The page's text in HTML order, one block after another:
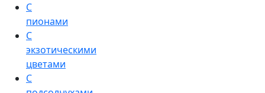
С
пионами
С
экзотическими
цветами
С